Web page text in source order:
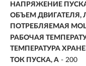
НАПРЯЖЕНИЕ
ОБЪЕМ ДВИГАТЕЛЯ,
ПОТРЕБЛЯЕМАЯ
РАБОЧАЯ
ТЕМПЕРАТУРА
ТОК ПУСКА, А - 200